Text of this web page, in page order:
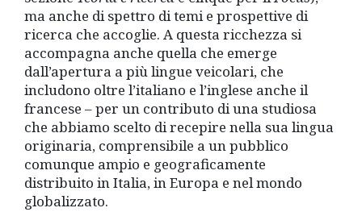
ma anche di spettro di temi e prospettive di
ricerca che accoglie. A questa ricchezza si
accompagna anche quella che emerge
dall’apertura a più lingue veicolari, che
includono oltre l’italiano e l’inglese anche il
francese – per un contributo di una studiosa
che abbiamo scelto di recepire nella sua lingua
originaria, comprensibile a un pubblico
comunque ampio e geograficamente
distribuito in Italia, in Europa e nel mondo
globalizzato.